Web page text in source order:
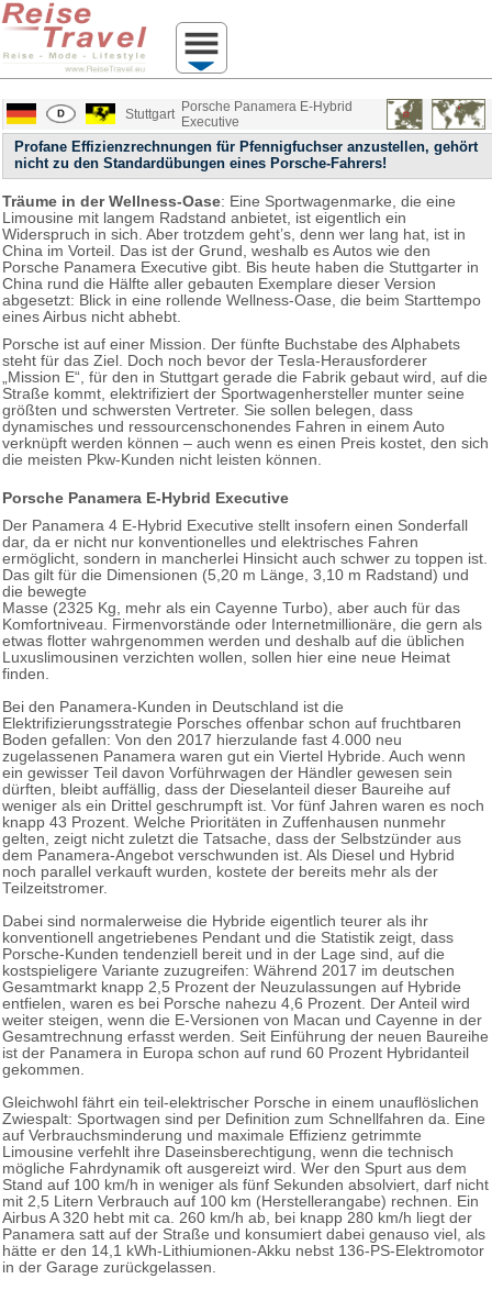
Stuttgart Porsche Panamera E-Hybrid
Executive
Profane Effizienzrechnungen für Pfennigfuchser anzustellen, gehört
nicht zu den Standardübungen eines Porsche-Fahrers!
Träume in der Wellness-Oase: Eine Sportwagenmarke, die eine
Limousine mit langem Radstand anbietet, ist eigentlich ein
Widerspruch in sich. Aber trotzdem geht’s, denn wer lang hat, ist in
China im Vorteil. Das ist der Grund, weshalb es Autos wie den
Porsche Panamera Executive gibt. Bis heute haben die Stuttgarter in
China rund die Hälfte aller gebauten Exemplare dieser Version
abgesetzt: Blick in eine rollende Wellness-Oase, die beim Starttempo
eines Airbus nicht abhebt.
Porsche ist auf einer Mission. Der fünfte Buchstabe des Alphabets
steht für das Ziel. Doch noch bevor der Tesla-Herausforderer
„Mission E“, für den in Stuttgart gerade die Fabrik gebaut wird, auf die
Straße kommt, elektrifiziert der Sportwagenhersteller munter seine
größten und schwersten Vertreter. Sie sollen belegen, dass
dynamisches und ressourcenschonendes Fahren in einem Auto
verknüpft werden können – auch wenn es einen Preis kostet, den sich
die meisten Pkw-Kunden nicht leisten können.
Porsche Panamera E-Hybrid Executive
Der Panamera 4 E-Hybrid Executive stellt insofern einen Sonderfall
dar, da er nicht nur konventionelles und elektrisches Fahren
ermöglicht, sondern in mancherlei Hinsicht auch schwer zu toppen ist.
Das gilt für die Dimensionen (5,20 m Länge, 3,10 m Radstand) und
die bewegte
Masse (2325 Kg, mehr als ein Cayenne Turbo), aber auch für das
Komfortniveau. Firmenvorstände oder Internetmillionäre, die gern als
etwas flotter wahrgenommen werden und deshalb auf die üblichen
Luxuslimousinen verzichten wollen, sollen hier eine neue Heimat
finden.
Bei den Panamera-Kunden in Deutschland ist die
Elektrifizierungsstrategie Porsches offenbar schon auf fruchtbaren
Boden gefallen: Von den 2017 hierzulande fast 4.000 neu
zugelassenen Panamera waren gut ein Viertel Hybride. Auch wenn
ein gewisser Teil davon Vorführwagen der Händler gewesen sein
dürften, bleibt auffällig, dass der Dieselanteil dieser Baureihe auf
weniger als ein Drittel geschrumpft ist. Vor fünf Jahren waren es noch
knapp 43 Prozent. Welche Prioritäten in Zuffenhausen nunmehr
gelten, zeigt nicht zuletzt die Tatsache, dass der Selbstzünder aus
dem Panamera-Angebot verschwunden ist. Als Diesel und Hybrid
noch parallel verkauft wurden, kostete der bereits mehr als der
Teilzeitstromer.
Dabei sind normalerweise die Hybride eigentlich teurer als ihr
konventionell angetriebenes Pendant und die Statistik zeigt, dass
Porsche-Kunden tendenziell bereit und in der Lage sind, auf die
kostspieligere Variante zuzugreifen: Während 2017 im deutschen
Gesamtmarkt knapp 2,5 Prozent der Neuzulassungen auf Hybride
entfielen, waren es bei Porsche nahezu 4,6 Prozent. Der Anteil wird
weiter steigen, wenn die E-Versionen von Macan und Cayenne in der
Gesamtrechnung erfasst werden. Seit Einführung der neuen Baureihe
ist der Panamera in Europa schon auf rund 60 Prozent Hybridanteil
gekommen.
Gleichwohl fährt ein teil-elektrischer Porsche in einem unauflöslichen
Zwiespalt: Sportwagen sind per Definition zum Schnellfahren da. Eine
auf Verbrauchsminderung und maximale Effizienz getrimmte
Limousine verfehlt ihre Daseinsberechtigung, wenn die technisch
mögliche Fahrdynamik oft ausgereizt wird. Wer den Spurt aus dem
Stand auf 100 km/h in weniger als fünf Sekunden absolviert, darf nicht
mit 2,5 Litern Verbrauch auf 100 km (Herstellerangabe) rechnen. Ein
Airbus A 320 hebt mit ca. 260 km/h ab, bei knapp 280 km/h liegt der
Panamera satt auf der Straße und konsumiert dabei genauso viel, als
hätte er den 14,1 kWh-Lithiumionen-Akku nebst 136-PS-Elektromotor
in der Garage zurückgelassen.